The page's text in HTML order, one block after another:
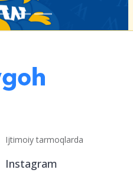
Ijtimoiy tarmoqlarda
Instagram